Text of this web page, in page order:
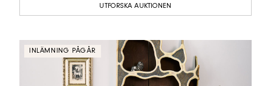
UTFORSKA AUKTIONEN
INLÄMNING PÅGÅR